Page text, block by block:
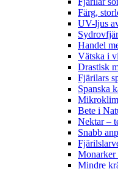
Färg,
UV-ljus
Handel
Vätska i
Drastisk
Fjärilars
Spanska
Bete i
Nektar –
Snabb
Monarker
Mindre